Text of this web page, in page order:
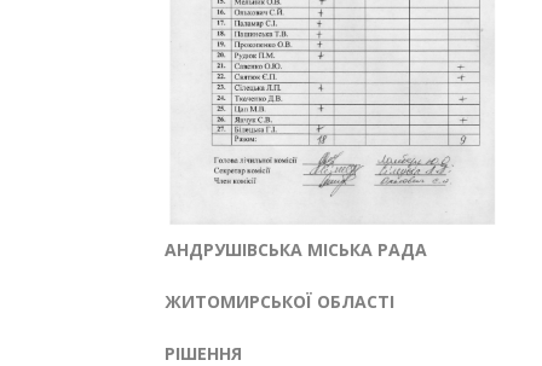
АНДРУШІВСЬКА МІСЬКА РАДА
ЖИТОМИРСЬКОЇ ОБЛАСТІ
РІШЕННЯ